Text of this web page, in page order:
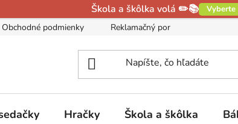
Škola a škôlka volá ✏️📚 Vyberte
Obchodné podmienky Reklamačný poriadok
Hračky Škola a škôlka